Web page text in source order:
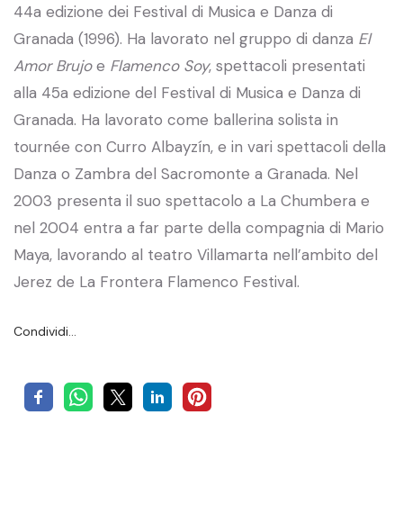
44a edizione dei Festival di Musica e Danza di
Granada (1996). Ha lavorato nel gruppo di danza El
Amor Brujoe Flamenco Soy, spettacoli presentati
alla 45a edizione del Festival di Musica e Danza di
Granada. Ha lavorato come ballerina solista in
tournée con Curro Albayzín, e in vari spettacoli della
Danza o Zambra del Sacromonte a Granada. Nel
2003 presenta il suo spettacolo a La Chumbera e
nel 2004 entra a far parte della compagnia di Mario
Maya, lavorando al teatro Villamarta nell’ambito del
Jerez de La Frontera Flamenco Festival.
Condividi…